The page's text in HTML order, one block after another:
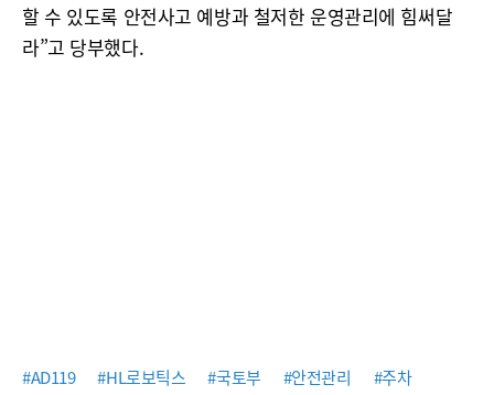
할 수 있도록 안전사고 예방과 철저한 운영관리에 힘써달
라”고 당부했다.
#AD119 #HL로보틱스 #국토부 #안전관리
#주차